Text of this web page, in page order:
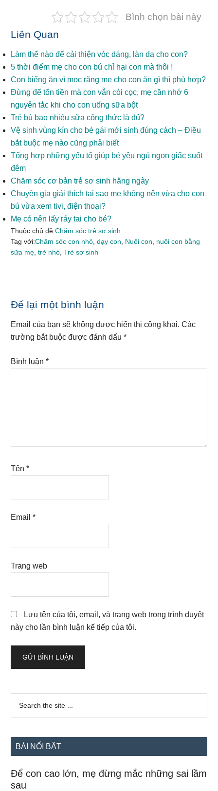
Bình chọn bài này
Liên Quan
Làm thế nào để cải thiện vóc dáng, làn da cho con?
5 thời điểm mẹ cho con bú chỉ hại con mà thôi !
Con biếng ăn vì mọc răng mẹ cho con ăn gì thì phù hợp?
Đừng để tốn tiền mà con vẫn còi cọc, mẹ cần nhớ 6
nguyên tắc khi cho con uống sữa bột
Trẻ bú bao nhiêu sữa công thức là đủ?
Vệ sinh vùng kín cho bé gái mới sinh đúng cách – Điều
bắt buộc mẹ nào cũng phải biết
Tổng hợp những yếu tố giúp bé yêu ngủ ngon giấc suốt
đêm
Chăm sóc cơ bản trẻ sơ sinh hằng ngày
Chuyên gia giải thích tại sao mẹ không nên vừa cho con
bú vừa xem tivi, điện thoại?
Mẹ có nên lấy ráy tai cho bé?
Thuộc chủ đề:Chăm sóc trẻ sơ sinh
Tag với:Chăm sóc con nhỏ ,dạy con Nuôi con
nuôi con bằng
sữa mẹ ,trẻ nhỏ ,Trẻ sơ sinh
Reader
Interactions
Để lại một bình luận
Email của bạn sẽ không được hiển thị công khai. Các
trường bắt buộc được đánh dấu*
Bình luận*
Tên*
Email*
Trang web
Lưu tên của tôi, email, và trang web trong trình duyệt
này cho lần bình luận kế tiếp của tôi.
Sidebar
chính
...
BÀI NỔI BẬT
Để con cao lớn, mẹ đừng mắc những sai lầm
sau